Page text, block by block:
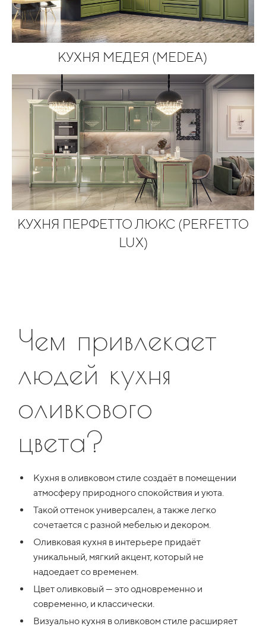
КУХНЯ МЕДЕЯ (MEDEA)
КУХНЯ ПЕРФЕТТО ЛЮКС (PERFETTO
LUX)
Чем привлекает
людей кухня
оливкового
цвета?
Кухня в оливковом стиле создаёт в помещении
атмосферу природного спокойствия и уюта.
Такой оттенок универсален, а также легко
сочетается с разной мебелью и декором.
Оливковая кухня в интерьере придаёт
уникальный, мягкий акцент, который не
надоедает со временем.
Цвет оливковый — это одновременно и
современно, и классически.
Визуально кухня в оливковом стиле расширяет